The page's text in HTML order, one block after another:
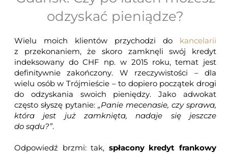
odzyskać pieniądze?
Wielu moich klientów przychodzi do kancelarii
z przekonaniem, że skoro zamknęli swój kredyt
indeksowany do CHF np. w 2015 roku, temat jest
definitywnie zakończony. W rzeczywistości – dla
wielu osób w Trójmieście – to dopiero początek drogi
do odzyskania swoich pieniędzy. Jako adwokat
często słyszę pytanie: „Panie mecenasie, czy sprawa,
która jest już zamknięta, nadaje się jeszcze
do sądu?”.
Odpowiedź brzmi: tak, spłacony kredyt frankowy